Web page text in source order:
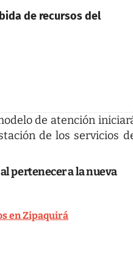
de recursos del
de atención
de los servicios
pertenecer a la nueva
en Zipaquirá